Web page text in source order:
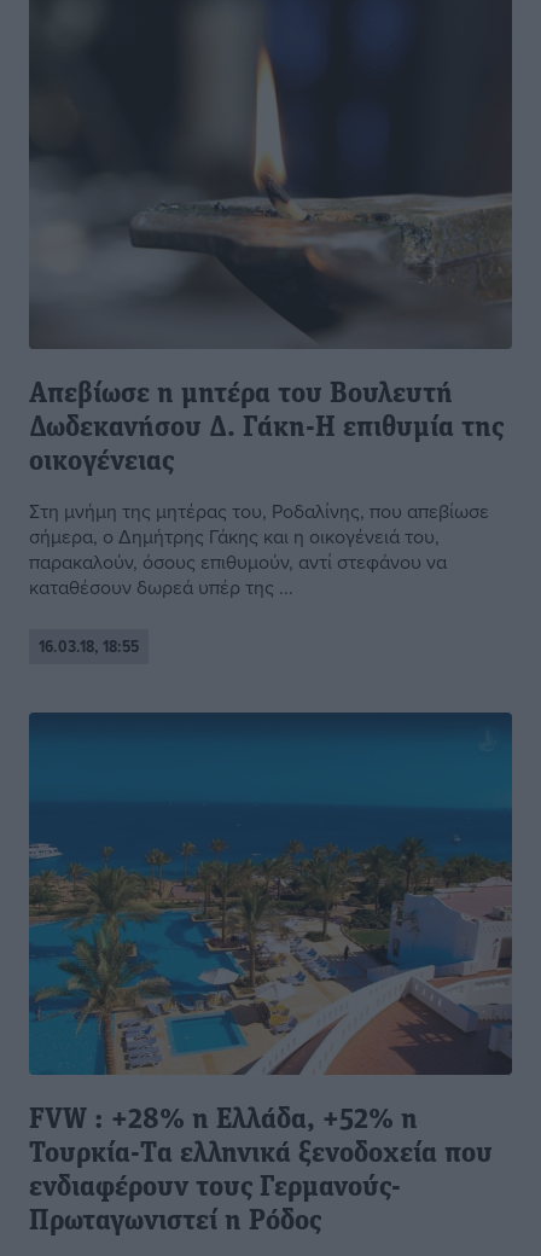
Απεβίωσε η μητέρα του Βουλευτή
Δωδεκανήσου Δ. Γάκη-Η επιθυμία της
οικογένειας
Στη μνήμη της μητέρας του, Ροδαλίνης, που απεβίωσε
σήμερα, ο Δημήτρης Γάκης και η οικογένειά του,
παρακαλούν, όσους επιθυμούν, αντί στεφάνου να
καταθέσουν δωρεά υπέρ της ...
16.03.18, 18:55
FVW : +28% η Ελλάδα, +52% η
Τουρκία-Tα ελληνικά ξενοδοχεία που
ενδιαφέρουν τους Γερμανούς-
Πρωταγωνιστεί η Ρόδος